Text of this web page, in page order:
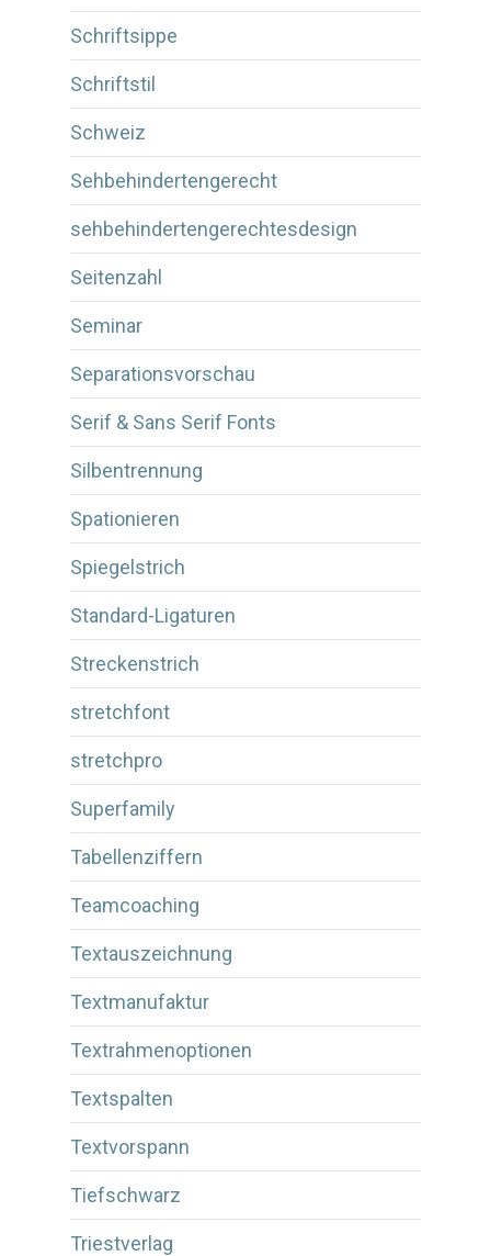
Schriftsippe
Schriftstil
Schweiz
Sehbehindertengerecht
sehbehindertengerechtesdesign
Seitenzahl
Seminar
Separationsvorschau
Serif & Sans Serif Fonts
Silbentrennung
Spationieren
Spiegelstrich
Standard-Ligaturen
Streckenstrich
stretchfont
stretchpro
Superfamily
Tabellenziffern
Teamcoaching
Textauszeichnung
Textmanufaktur
Textrahmenoptionen
Textspalten
Textvorspann
Tiefschwarz
Triestverlag